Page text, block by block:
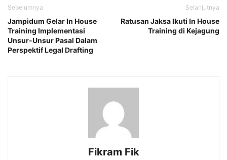
Sebelumnya
Jampidum Gelar In House
Training Implementasi
Unsur-Unsur Pasal Dalam
Perspektif Legal Drafting
Selanjutnya
Ratusan Jaksa Ikuti In House
Training di Kejagung
Fikram Fik